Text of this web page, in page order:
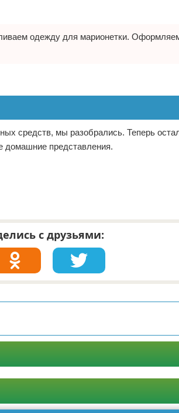
одежду для марионетки.
средств, мы разобрались. Теперь
домашние представления.
с друзьями: